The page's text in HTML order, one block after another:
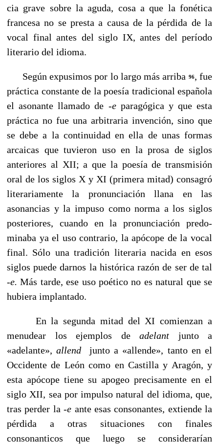
cia grave sobre la aguda, cosa a que la fonética
francesa no se presta a causa de la pérdida de la
vocal final antes del siglo IX, antes del período
literario del idioma.
Según expusimos por lo largo más arriba 96, fue
práctica constante de la poesía tradicional española
el asonante lla­mado de -e paragógica y que esta
práctica no fue una arbi­traria invención, sino que
se debe a la continuidad en ella de unas formas
arcaicas que tuvieron uso en la prosa de siglos
anteriores al XII; a que la poesía de transmisión
oral de los siglos X y XI (primera mitad) consagró
literariamente la pro­nunciación llana en las
asonancias y la impuso como norma a los siglos
posteriores, cuando en la pronunciación predo­
minaba ya el uso contrario, la apócope de la vocal
final. Sólo una tradición literaria nacida en esos
siglos puede darnos la histórica razón de ser de tal
-e.Más tarde, ese uso poético no es natural que se
hubiera implantado.
En la segunda mitad del XI comienzan a
menudear los ejemplos de adelant junto a
«adelante»,allend junto a «allen­de», tanto en el
Occidente de León como en Castilla y Aragón, y
esta apócope tiene su apogeo precisamente en el
siglo XII, sea por impulso natural del idioma, que,
tras perder la-e ante esas consonantes, extiende la
pérdida a otras situaciones con finales
consonanticos que luego se considerarían